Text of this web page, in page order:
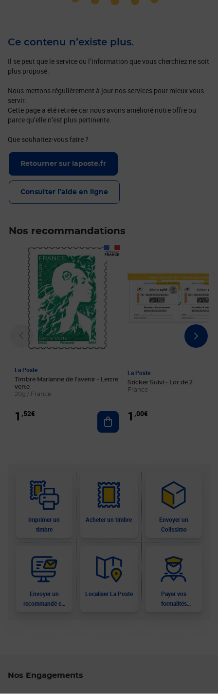
Ce contenu n’existe plus.
Il se peut que le service ou l’information que vous cherchiez ne soit
plus proposé.
Nous mettons régulièrement à jour nos services pour mieux vous
servir.
Cette page a été retirée car nous avons amélioré notre offre ou
parce qu’elle n’est plus pertinente.
Que souhaitez-vous faire ?
Retourner sur laposte.fr
Consulter l’aide en ligne
Nos recommandations
La Poste
Timbre Marianne de l'avenir - Lettre
verte
20g / France
1 ,52€
Prix 1,52€
Ajouter au panier
La Poste
Sticker Suivi - Lot de 2
France
1 ,00€
Imprimer un
timbre
Acheter un timbre
Envoyer un
Colissimo
Envoyer un
recommandé en
Localiser La Poste
Payer vos
formalités
Nos Engagements